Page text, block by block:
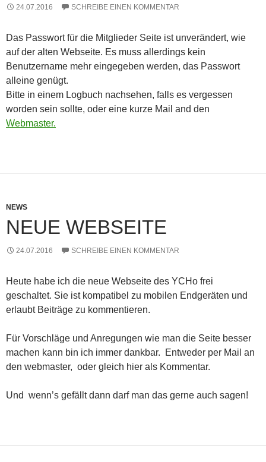
24.07.2016 SCHREIBE EINEN KOMMENTAR
Das Passwort für die Mitglieder Seite ist unverändert, wie
auf der alten Webseite. Es muss allerdings kein
Benutzername mehr eingegeben werden, das Passwort
alleine genügt.
Bitte in einem Logbuch nachsehen, falls es vergessen
worden sein sollte, oder eine kurze Mail and den
Webmaster.
NEWS
NEUE WEBSEITE
24.07.2016 SCHREIBE EINEN KOMMENTAR
Heute habe ich die neue Webseite des YCHo frei
geschaltet. Sie ist kompatibel zu mobilen Endgeräten und
erlaubt Beiträge zu kommentieren.
Für Vorschläge und Anregungen wie man die Seite besser
machen kann bin ich immer dankbar. Entweder per Mail an
den webmaster, oder gleich hier als Kommentar.
Und wenn’s gefällt dann darf man das gerne auch sagen!